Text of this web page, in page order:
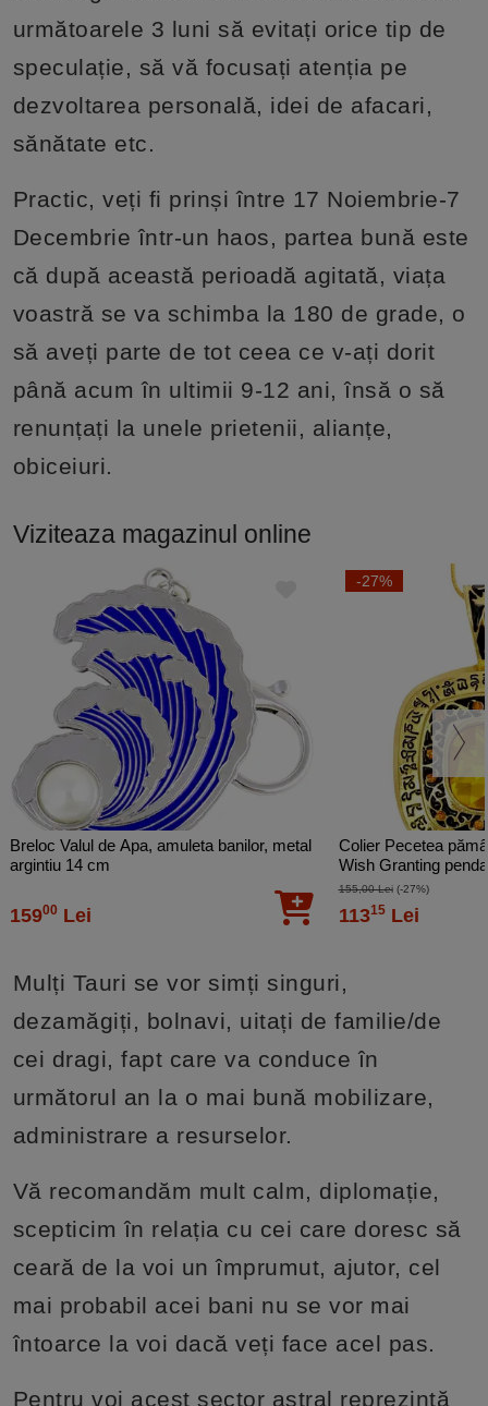
următoarele 3 luni să evitați orice tip de
speculație, să vă focusați atenția pe
dezvoltarea personală, idei de afacari,
sănătate etc.
Practic, veți fi prinși între 17 Noiembrie-7
Decembrie într-un haos, partea bună este
că după această perioadă agitată, viața
voastră se va schimba la 180 de grade, o
să aveți parte de tot ceea ce v-ați dorit
până acum în ultimii 9-12 ani, însă o să
renunțați la unele prietenii, alianțe,
obiceiuri.
Viziteaza magazinul online
Breloc Valul de Apa, amuleta banilor, metal
argintiu 14 cm
15900 Lei
-27%
Colier Pecetea
Wish Granting
155,00 Lei(-27%)
11315Lei
Mulți Tauri se vor simți singuri,
dezamăgiți, bolnavi, uitați de familie/de
cei dragi, fapt care va conduce în
următorul an la o mai bună mobilizare,
administrare a resurselor.
Vă recomandăm mult calm, diplomație,
scepticim în relația cu cei care doresc să
ceară de la voi un împrumut, ajutor, cel
mai probabil acei bani nu se vor mai
întoarce la voi dacă veți face acel pas.
Pentru voi acest sector astral reprezintă